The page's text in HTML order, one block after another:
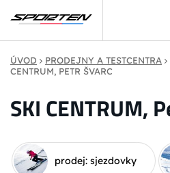
ÚVOD PRODEJNY A TESTCENTRA
CENTRUM, PETR ŠVARC
SKI CENTRUM,
prodej: sjezdovky